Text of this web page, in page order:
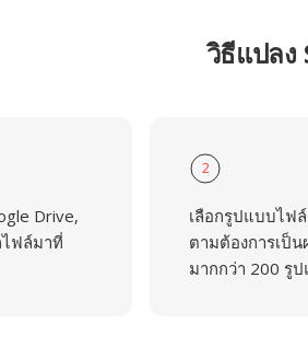
วิธีแปลง
Drive,
ไฟล์มาที่
2
เลือกรูปแบบไฟ
ตามต้องการเป็
มากกว่า 200 รู